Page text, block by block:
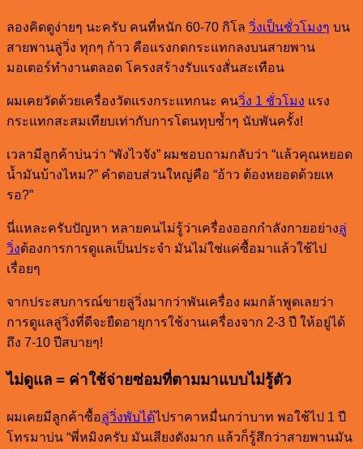
ลองคิดดูง่ายๆ นะครับ คนที่หนัก 60-70 กิโล วิ่งเป็นชั่วโมงๆ บน
สายพานลู่วิ่ง ทุกๆ ก้าว คือแรงกดกระแทกลงบนสายพาน
มอเตอร์ทำงานตลอด โครงสร้างรับแรงสั่นสะเทือน
ผมเคยวัดด้วยเครื่องวัดแรงกระแทกนะ คนวิ่ง 1 ชั่วโมง แรง
กระแทกสะสมเทียบเท่ากับการโดนทุบซ้ำๆ นับพันครั้ง!
เวลามีลูกค้าบ่นว่า “พังไวจัง” ผมชอบถามกลับว่า “แล้วคุณหยอด
น้ำมันบ้างไหม?” คำตอบส่วนใหญ่คือ “อ้าว ต้องหยอดด้วยเห
รอ?”
นี่แหละครับปัญหา หลายคนไม่รู้ว่าเครื่องออกกำลังกายอย่างลู่
วิ่งต้องการการดูแลเป็นประจำ มันไม่ใช่แค่ซื้อมาแล้วใช้ไป
เรื่อยๆ
จากประสบการณ์ขายลู่วิ่งมากว่าพันเครื่อง ผมกล้าพูดเลยว่า
การดูแลลู่วิ่งที่ดีจะยืดอายุการใช้งานเครื่องจาก 2-3 ปี ให้อยู่ได้
ถึง 7-10 ปีสบายๆ!
ไม่ดูแล = ค่าใช้จ่ายซ่อมที่ตามมาแบบไม่รู้ตัว
ผมเคยมีลูกค้าซื้อลู่วิ่งพับได้ไปราคาหมื่นกว่าบาท พอใช้ไป 1 ปี
โทรมาบ่น “พี่หมิงครับ มันเสียงดังมาก แล้วก็รู้สึกว่าสายพานมัน